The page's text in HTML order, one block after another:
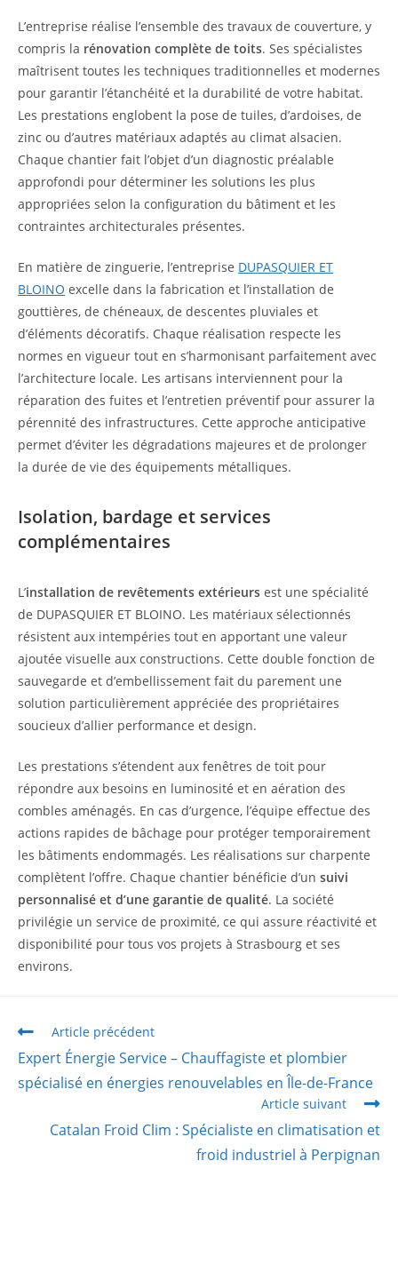
L’entreprise réalise l’ensemble des travaux de couverture, y
compris la rénovation complète de toits. Ses spécialistes
maîtrisent toutes les techniques traditionnelles et modernes
pour garantir l’étanchéité et la durabilité de votre habitat.
Les prestations englobent la pose de tuiles, d’ardoises, de
zinc ou d’autres matériaux adaptés au climat alsacien.
Chaque chantier fait l’objet d’un diagnostic préalable
approfondi pour déterminer les solutions les plus
appropriées selon la configuration du bâtiment et les
contraintes architecturales présentes.
En matière de zinguerie, l’entreprise DUPASQUIER ET
BLOINO excelle dans la fabrication et l’installation de
gouttières, de chéneaux, de descentes pluviales et
d’éléments décoratifs. Chaque réalisation respecte les
normes en vigueur tout en s’harmonisant parfaitement avec
l’architecture locale. Les artisans interviennent pour la
réparation des fuites et l’entretien préventif pour assurer la
pérennité des infrastructures. Cette approche anticipative
permet d’éviter les dégradations majeures et de prolonger
la durée de vie des équipements métalliques.
Isolation, bardage et services
complémentaires
L’installation de revêtements extérieurs est une spécialité
de DUPASQUIER ET BLOINO. Les matériaux sélectionnés
résistent aux intempéries tout en apportant une valeur
ajoutée visuelle aux constructions. Cette double fonction de
sauvegarde et d’embellissement fait du parement une
solution particulièrement appréciée des propriétaires
soucieux d’allier performance et design.
Les prestations s’étendent aux fenêtres de toit pour
répondre aux besoins en luminosité et en aération des
combles aménagés. En cas d’urgence, l’équipe effectue des
actions rapides de bâchage pour protéger temporairement
les bâtiments endommagés. Les réalisations sur charpente
complètent l’offre. Chaque chantier bénéficie d’un suivi
personnalisé et d’une garantie de qualité. La société
privilégie un service de proximité, ce qui assure réactivité et
disponibilité pour tous vos projets à Strasbourg et ses
environs.
Article précédent
Expert Énergie Service – Chauffagiste et plombier
spécialisé en énergies renouvelables en Île-de-France
Article suivant
Catalan Froid Clim : Spécialiste en climatisation et
froid industriel à Perpignan